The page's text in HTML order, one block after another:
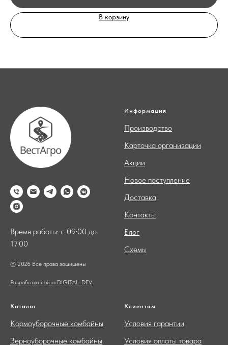
В корзину
Время работы: с 09:00 до
17:00
© 2026 Все права защищены
Разработка сайта DIGITAL-DEV
Информация
Производство
Карточка организации
Акции
Новое поступление
Доставка
Контакты
Блог
Схемы
Каталог
Кормоуборочные комбайны
Зерноуборочные комбайны
Клиентам
Условия гарантии
Условия оплаты товара